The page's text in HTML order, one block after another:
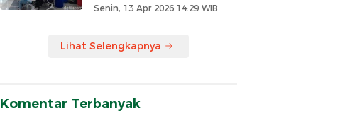
Senin, 13 Apr 2026 14:29 WIB
Lihat Selengkapnya
Komentar Terbanyak